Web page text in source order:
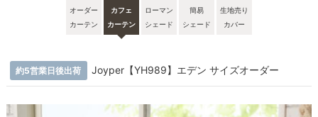
オーダー
カーテン
カフェ
カーテン
ローマン
シェード
簡易
シェード
生地売り
カバー
約5営業日後出荷 Joyper【YH989】エデン サイズオーダー